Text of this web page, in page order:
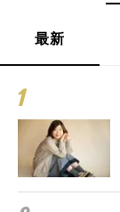
最新